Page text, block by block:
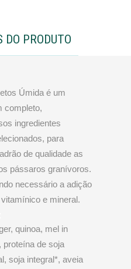
DO PRODUTO
Úmida é um
completo,
ingredientes
para
de qualidade as
pássaros granívoros.
necessário a adição
e mineral.
quinoa, mel in
proteína de soja
soja integral*, aveia